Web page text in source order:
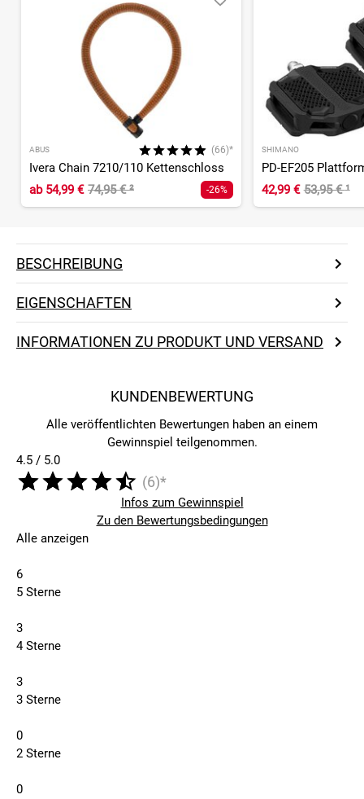
ABUS (66)*
Ivera Chain 7210/110 Kettenschloss
ab54,99 € 74,95 €² -26%
SHIMANO
PD-EF205
42,99 € 53,95 €¹
BESCHREIBUNG
EIGENSCHAFTEN
INFORMATIONEN ZU PRODUKT UND VERSAND
KUNDENBEWERTUNG
Alle veröffentlichten Bewertungen haben an einem
Gewinnspiel teilgenommen.
4.5 / 5.0
(6)*
Infos zum Gewinnspiel
Zu den Bewertungsbedingungen
Alle anzeigen
6
5 Sterne
3
4 Sterne
3
3 Sterne
0
2 Sterne
0